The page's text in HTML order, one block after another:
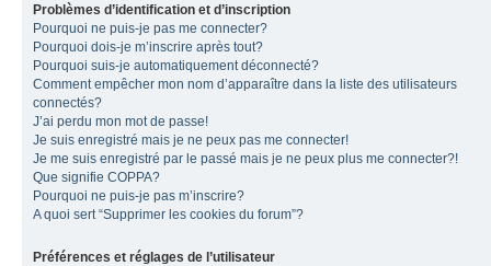
Problèmes d’identification et d’inscription
Pourquoi ne puis-je pas me connecter?
Pourquoi dois-je m’inscrire après tout?
Pourquoi suis-je automatiquement déconnecté?
Comment empêcher mon nom d’apparaître dans la liste des utilisateurs
connectés?
J’ai perdu mon mot de passe!
Je suis enregistré mais je ne peux pas me connecter!
Je me suis enregistré par le passé mais je ne peux plus me connecter?!
Que signifie COPPA?
Pourquoi ne puis-je pas m’inscrire?
A quoi sert “Supprimer les cookies du forum”?
Préférences et réglages de l’utilisateur